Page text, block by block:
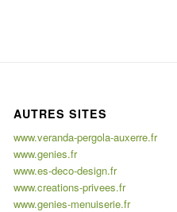
AUTRES SITES
www.veranda-pergola-auxerre.fr
www.genies.fr
www.es-deco-design.fr
www.creations-privees.fr
www.genies-menuiserie.fr